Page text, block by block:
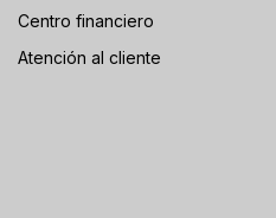
Centro financiero
Atención al cliente